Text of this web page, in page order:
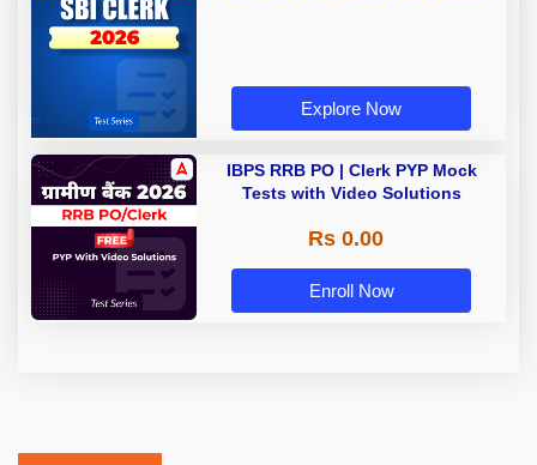
Explore Now
IBPS RRB PO | Clerk PYP Mock
Tests with Video Solutions
Rs 0.00
Enroll Now